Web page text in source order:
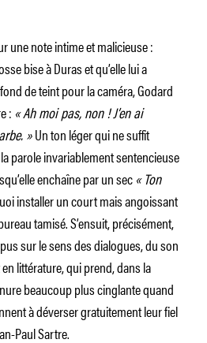
une note intime et malicieuse :
bise à Duras et qu’elle lui a
de teint pour la caméra, Godard
: « Ah moi pas, non ! J’en ai
»Un ton léger qui ne suffit
parole invariablement sentencieuse
enchaîne par un sec« Ton
installer un court mais angoissant
tamisé. S’ensuit, précisément,
sur le sens des dialogues, du son
littérature, qui prend, dans la
beaucoup plus cinglante quand
à déverser gratuitement leur fiel
Paul Sartre.